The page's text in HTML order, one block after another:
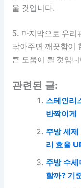
울 것입니다.
5. 마지막으로 유리
닦아주면 깨끗함이
큰 도움이 될 것입
관련된 글:
스테인리
반짝이게
주방 세제
리 효율
주방 수
할까? 기